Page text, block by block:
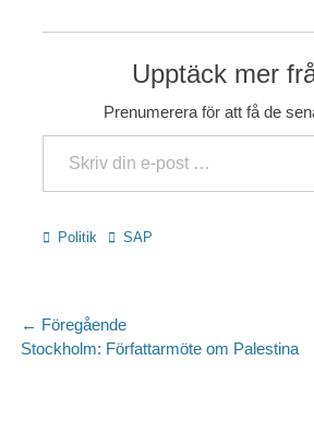
Upptäck mer
Prenumerera för att få de
Skriv din e-post …
Kategorier
Politik Etiketter
SAP
Inläggsnavigering
← Föregående
Föregående
Stockholm: Författarmöte om Palestina